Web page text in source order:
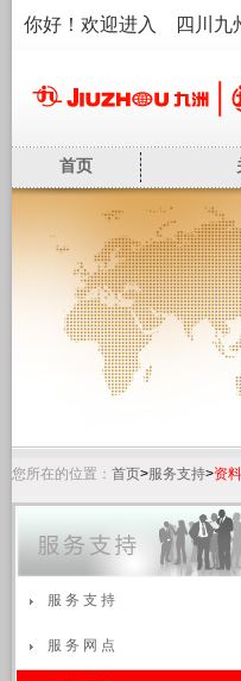
你好！欢迎进入 四川九
首页
您所在的位置： 首页>服务支持>资
服 务 支 持
服 务 网 点